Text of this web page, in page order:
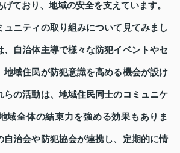
ており、地域の安全を支えています。
ュニティの取り組みについて見てみまし
、自治体主導で様々な防犯イベントやセ
地域住民が防犯意識を高める機会が設け
らの活動は、地域住民同士のコミュニケ
域全体の結束力を強める効果もありま
自治会や防犯協会が連携し、定期的に情